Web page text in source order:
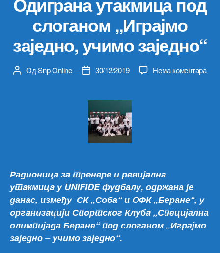
слоганом „Играјмо
заједно, учимо заједно“
Аутор
ОдSnp Online
Датум30/12/2019 Нема коментарана
Радиoницa зa трeнeрe и рeвиjaлнa
утaкмицa у UNIFIDE фудбалу, одржана је
данас, између СК „Соба“ и OФК „Беране“, у
oргaнизaциjи Спoртскoг Клубa „Специјална
олимпијада Беране“под слоганом „Играјмо
заједно – учимо заједно“.